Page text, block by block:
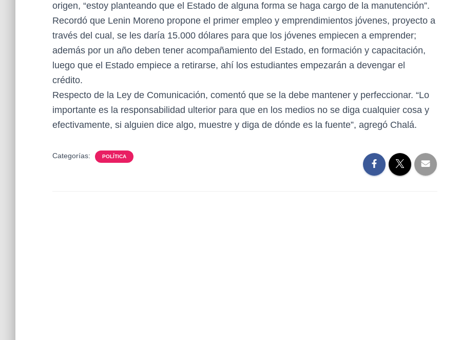
origen, “estoy planteando que el Estado de alguna forma se haga cargo de la manutención”.
Recordó que Lenin Moreno propone el primer empleo y emprendimientos jóvenes, proyecto a
través del cual, se les daría 15.000 dólares para que los jóvenes empiecen a emprender;
además por un año deben tener acompañamiento del Estado, en formación y capacitación,
luego que el Estado empiece a retirarse, ahí los estudiantes empezarán a devengar el
crédito.
Respecto de la Ley de Comunicación, comentó que se la debe mantener y perfeccionar. “Lo
importante es la responsabilidad ulterior para que en los medios no se diga cualquier cosa y
efectivamente, si alguien dice algo, muestre y diga de dónde es la fuente”, agregó Chalá.
Categorías: POLÍTICA